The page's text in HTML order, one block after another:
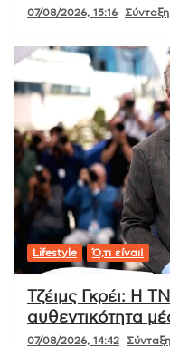
07/08/2026, 15:16
Lifestyle Ό,τι είναι!
Τζέιμς Γκρέι: Η
αυθεντικότητα
07/08/2026, 14:42